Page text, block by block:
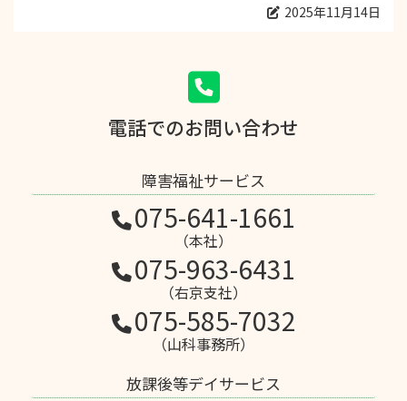
2025年11月14日
電話でのお問い合わせ
障害福祉サービス
075-641-1661
（本社）
075-963-6431
（右京支社）
075-585-7032
（山科事務所）
放課後等デイサービス